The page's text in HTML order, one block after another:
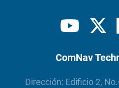
ComNav
Dirección: Edificio 2,